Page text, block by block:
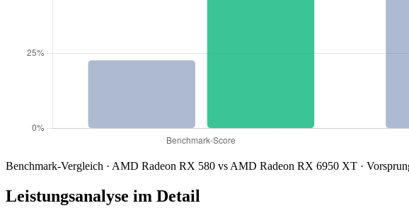
Benchmark-Vergleich · AMD Radeon RX 580 vs AMD Radeon RX 6950 XT ·
Leistungsanalyse im Detail